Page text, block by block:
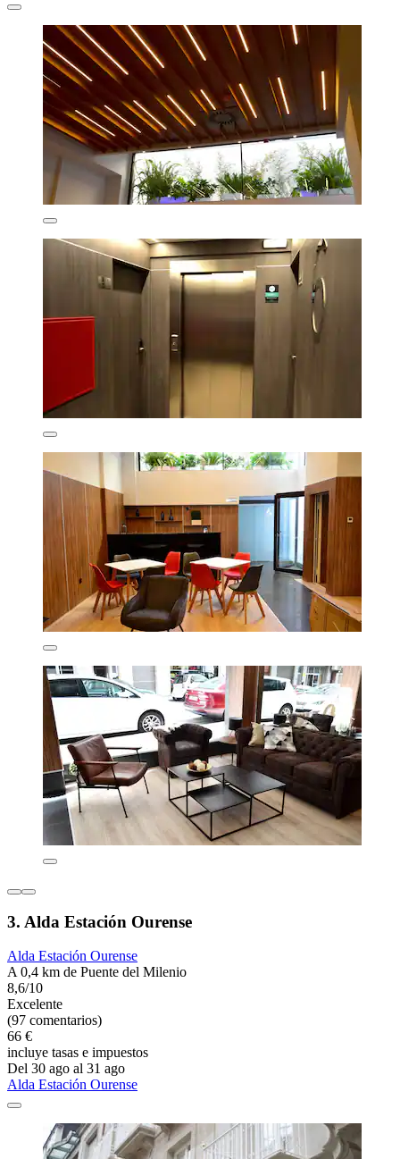
3. Alda Estación Ourense
Alda Estación Ourense
A 0,4 km de Puente del Milenio
8,6/10
Excelente
(97 comentarios)
66 €
incluye tasas e impuestos
Del 30 ago al 31 ago
Alda Estación Ourense